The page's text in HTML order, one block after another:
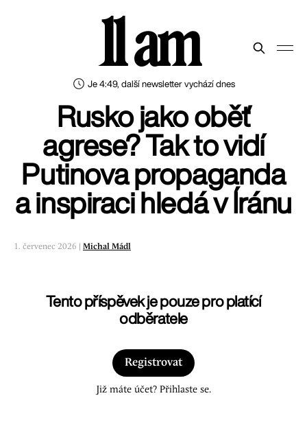
Je 4:49, další newsletter vychází dnes
11 am
Rusko jako oběť
agrese? Tak to vidí
Putinova propaganda
a inspiraci hledá v Íránu
1. červenec 2026 | Michal Mádl
Tento příspěvek je pouze pro platící
odběratele
Registrovat
Již máte účet? Přihlaste se.